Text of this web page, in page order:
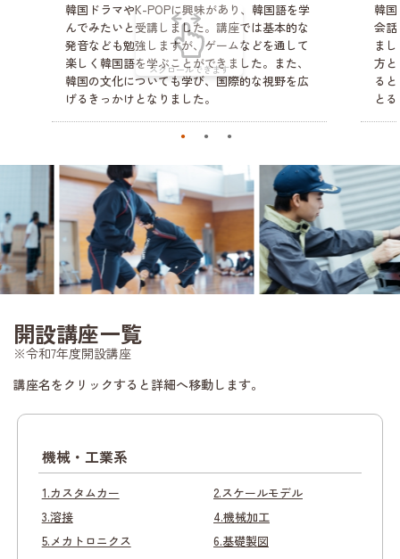
韓国ドラマやK-POPに興味があり、韓国語を学
んでみたいと受講しました。講座では基本的な
発音なども勉強しますが、ゲームなどを通して
楽しく韓国語を学ぶことができました。また、
韓国の文化についても学び、国際的な視野を広
げるきっかけとなりました。
韓
会
ま
方
る
と
開設講座一覧
※令和7年度開設講座
講座名をクリックすると詳細へ移動します。
機械・工業系
1.カスタムカー
2.スケールモデル
3.溶接
4.機械加工
5.メカトロニクス
6.基礎製図